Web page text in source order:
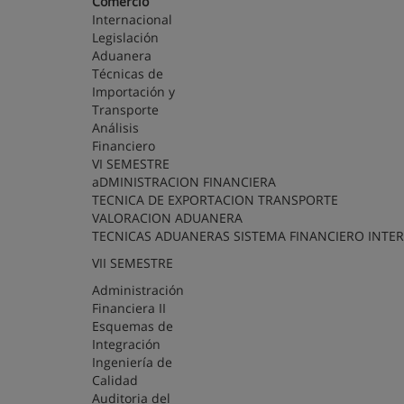
Internacional
Legislación
Aduanera
Técnicas de
Importación y
Transporte
Análisis
Financiero
VI SEMESTRE
aDMINISTRACION FINANCIERA
TECNICA DE EXPORTACION TRANSPORTE
VALORACION ADUANERA
TECNICAS ADUANERAS SISTEMA FINANCIERO
VII SEMESTRE
Administración
Financiera II
Esquemas de
Integración
Ingeniería de
Calidad
Auditoria del